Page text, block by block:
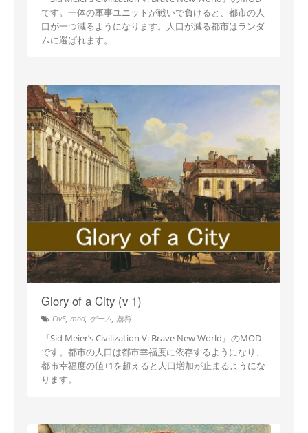
です。一体の軍事ユニットが戦いで負けると、都市の人
口が一つ減るようになります。人口が減る都市はランダ
ムに選ばれます。
Glory of a City (v 1)
Civ5, mod, ゲーム, 無料
『Sid Meier’s Civilization V: Brave New World』のMOD
です。都市の人口は都市幸福度に依存するようになり、
都市幸福度の値+1を超えると人口増加が止まるようにな
ります。